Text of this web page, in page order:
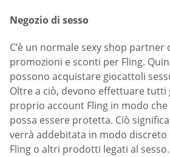
Negozio di sesso
C’è un normale sexy shop partner
promozioni e sconti per Fling.
possono acquistare giocattoli
Oltre a ciò, devono effettuare
proprio account Fling in modo
possa essere protetta. Ciò
verrà addebitata in modo discreto
Fling o altri prodotti legati al sesso.